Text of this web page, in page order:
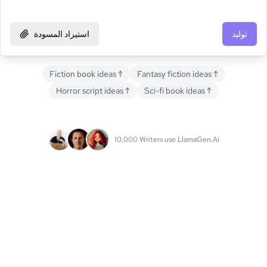
استيراد المسودة توليد
Fiction book ideas↑ Fantasy fiction ideas↑
Horror script ideas↑ Sci-fi book ideas↑
10,000 Writers use LlamaGen.Ai